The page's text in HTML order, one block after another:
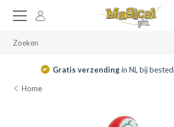
Gratis verzendingin NL bij
Home